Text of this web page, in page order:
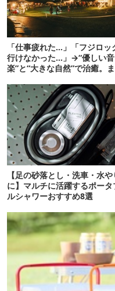
「仕事疲れた…」「フジロッ
行けなかった…」→“優しい音
楽”と“大きな自然”で治癒。
【足の砂落とし・洗車・水や
に】マルチに活躍するポータ
ルシャワーおすすめ8選